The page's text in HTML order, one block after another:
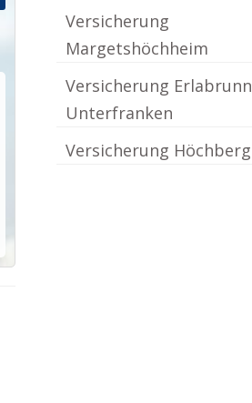
Versicherung
Margetshöchheim
Versicherung Erlabrunn
Unterfranken
Versicherung Höchberg